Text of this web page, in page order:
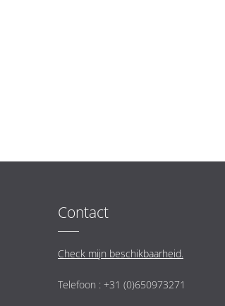
Contact
Check mijn beschikbaarheid.
Telefoon : +31 (0)650973271